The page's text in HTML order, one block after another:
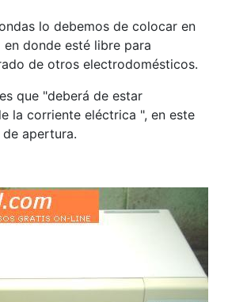
lo debemos de colocar en
en donde esté libre para
de otros electrodomésticos.
que "deberá de estar
la corriente eléctrica ", en este
apertura.